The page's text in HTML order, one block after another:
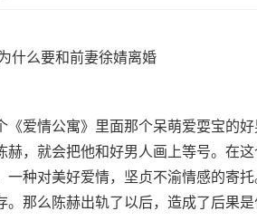
情公寓》里面那个呆萌爱耍宝的好
，就会把他和好男人画上等号。在
种对美好爱情，坚贞不渝情感的寄
那么陈赫出轨了以后，造成了后果是